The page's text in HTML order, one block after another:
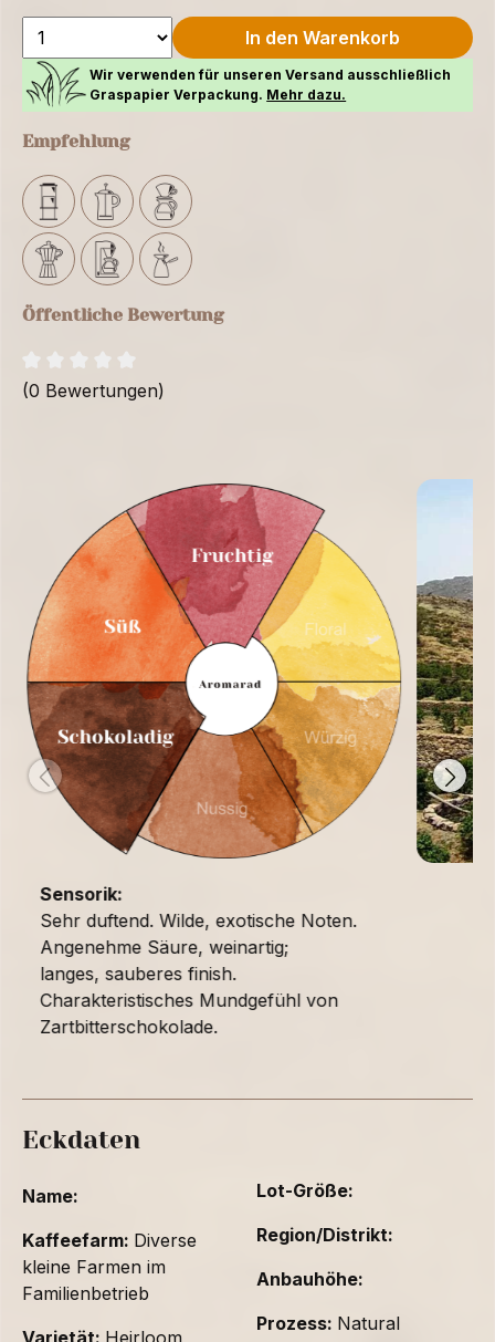
In den Warenkorb
Wir verwenden für unseren Versand ausschließlich
Graspapier Verpackung. Mehr dazu.
Empfehlung
Öffentliche Bewertung
(0 Bewertungen)
Sensorik:
Sehr duftend. Wilde, exotische Noten.
Angenehme Säure, weinartig;
langes, sauberes finish.
Charakteristisches Mundgefühl von
Zartbitterschokolade.
Eckdaten
Name:
Kaffeefarm: Diverse
kleine Farmen im
Familienbetrieb
Varietät: Heirloom
Lot-Größe:
Region/Distrikt:
Anbauhöhe:
Prozess: Natural